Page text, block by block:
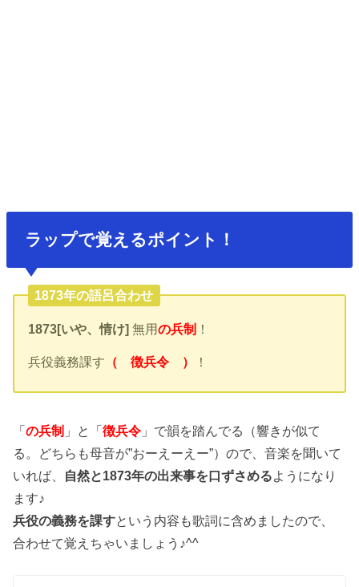
ラップで覚えるポイント！
1873年の語呂合わせ
1873[いや、情け]無用の兵制 ！
兵役義務課す （ 徴兵令 ） ！
「の兵制 」と「徴兵令 」で韻を踏んでる（響きが似て
る。どちらも母音が”おーえーえー”）ので、音楽を聞いて
いれば、 自然と1873年の出来事を口ずさめるようになり
ます♪
兵役の義務を課すという内容も歌詞に含めましたので、
合わせて覚えちゃいましょう♪^^